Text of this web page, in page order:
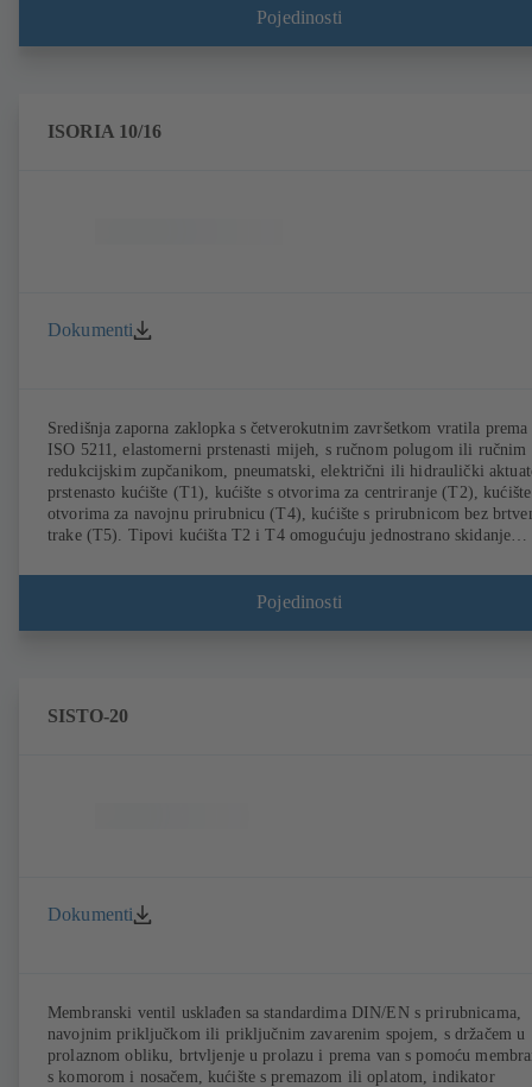
Pojedinosti
ISORIA 10/16
Dokumenti
Središnja zaporna zaklopka s četverokutnim završetkom vratila prema
ISO 5211, elastomerni prstenasti mijeh, s ručnom polugom ili ručnim
redukcijskim zupčanikom, pneumatski, električni ili hidraulički
prstenasto kućište (T1), kućište s otvorima za centriranje (T2),
otvorima za navojnu prirubnicu (T4), kućište s prirubnicom bez
trake (T5). Tipovi kućišta T2 i T4 omogućuju jednostrano skidanje
Priključak prema EN, ASME, JIS.
Pojedinosti
SISTO-20
Dokumenti
Membranski ventil usklađen sa standardima DIN/EN s prirubnicama,
navojnim priključkom ili priključnim zavarenim spojem, s držačem u
prolaznom obliku, brtvljenje u prolazu i prema van s pomoću
s komorom i nosačem, kućište s premazom ili oplatom, indikator